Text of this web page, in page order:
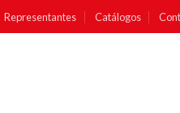
Representantes Catálogos